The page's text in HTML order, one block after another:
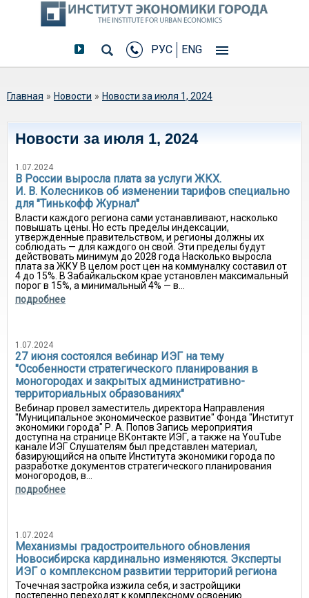
РУС ENG
Вы здесь
Главная » Новости » Новости за июля 1, 2024
Новости за июля 1, 2024
1.07.2024
В России выросла плата за услуги ЖКХ.
И. В. Колесников об изменении тарифов специально
для "Тинькофф Журнал"
Власти каждого региона сами устанавливают, насколько
повышать цены. Но есть пределы индексации,
утвержденные правительством, и регионы должны их
соблюдать — для каждого он свой. Эти пределы будут
действовать минимум до 2028 года Насколько выросла
плата за ЖКУ В целом рост цен на коммуналку составил от
4 до 15%. В Забайкальском крае установлен максимальный
порог в 15%, а минимальный 4% — в...
подробнее
1.07.2024
27 июня состоялся вебинар ИЭГ на тему
"Особенности стратегического планирования в
моногородах и закрытых административно-
территориальных образованиях"
Вебинар провел заместитель директора Направления
"Муниципальное экономическое развитие" Фонда "Институт
экономики города" Р. А. Попов Запись мероприятия
доступна на странице ВКонтакте ИЭГ, а также на YouTube
канале ИЭГ Слушателям был представлен материал,
базирующийся на опыте Института экономики города по
разработке документов стратегического планирования
моногородов, в...
подробнее
1.07.2024
Механизмы градостроительного обновления
Новосибирска кардинально изменяются. Эксперты
ИЭГ о комплексном развитии территорий региона
Точечная застройка изжила себя, и застройщики
постепенно переходят к комплексному освоению